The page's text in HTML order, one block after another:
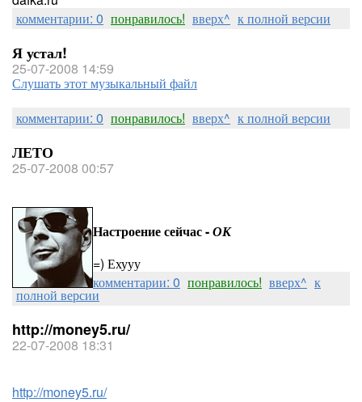
комментарии: 0 понравилось! вверх^ к полной версии
Я устал!
25-07-2008 14:59
Слушать этот музыкальный файл
комментарии: 0 понравилось! вверх^ к полной версии
ЛЕТО
25-07-2008 00:57
Настроение сейчас -ОК
=) Ехууу
комментарии: 0 понравилось! вверх^ к
полной версии
http://money5.ru/
22-07-2008 18:31
http://money5.ru/